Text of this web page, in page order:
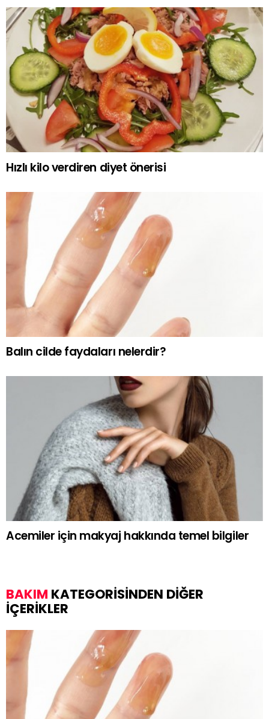
Hızlı kilo verdiren diyet önerisi
Balın cilde faydaları nelerdir?
Acemiler için makyaj hakkında temel bilgiler
BAKIM KATEGORISINDEN DIĞER
IÇERIKLER